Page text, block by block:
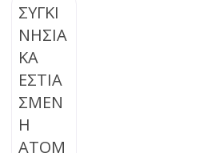
ΣΥΓΚΙ
ΝΗΣΙΑ
ΚΑ
ΕΣΤΙΑ
ΣΜΕΝ
Η
ΑΤΟΜ